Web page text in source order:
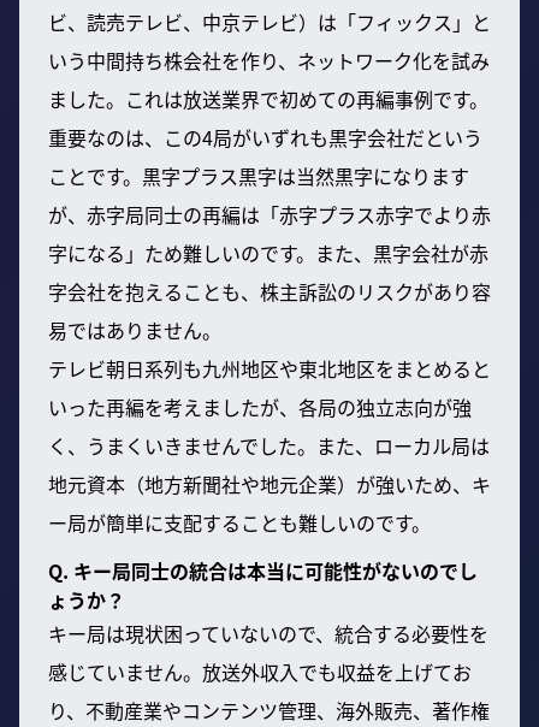
ビ、読売テレビ、中京テレビ）は「フィックス」と
いう中間持ち株会社を作り、ネットワーク化を試み
ました。これは放送業界で初めての再編事例です。
重要なのは、この4局がいずれも黒字会社だという
ことです。黒字プラス黒字は当然黒字になります
が、赤字局同士の再編は「赤字プラス赤字でより赤
字になる」ため難しいのです。また、黒字会社が赤
字会社を抱えることも、株主訴訟のリスクがあり容
易ではありません。
テレビ朝日系列も九州地区や東北地区をまとめると
いった再編を考えましたが、各局の独立志向が強
く、うまくいきませんでした。また、ローカル局は
地元資本（地方新聞社や地元企業）が強いため、キ
ー局が簡単に支配することも難しいのです。
Q. キー局同士の統合は本当に可能性がないのでし
ょうか？
キー局は現状困っていないので、統合する必要性を
感じていません。放送外収入でも収益を上げてお
り、不動産業やコンテンツ管理、海外販売、著作権